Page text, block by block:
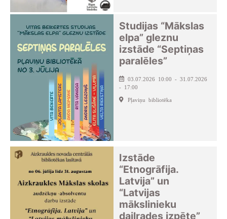
Studijas “Mākslas
elpa” gleznu
izstāde “Septiņas
paralēles”
03.07.2026 10:00 - 31.07.2026
- 17:00
Pļaviņu bibliotēka
Izstāde
“Etnogrāfija.
Latvija” un
“Latvijas
mākslinieku
daiļrades izpēte”